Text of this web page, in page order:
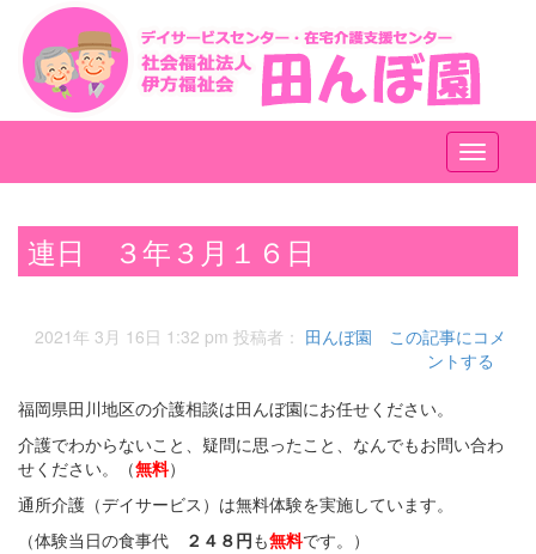
メ
ニ
ー
連日 ３年３月１６日
2021年 3月 16日 1:32 pm 投稿者： 田んぼ園
この記事にコメ
ントする
福岡県田川地区の介護相談は田んぼ園にお任せください。
介護でわからないこと、疑問に思ったこと、なんでもお問い合わ
せください。（無料）
通所介護（デイサービス）は無料体験を実施しています。
（体験当日の食事代
２４８円も無料です。）